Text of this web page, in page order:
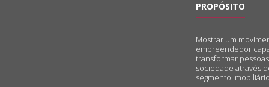
PROPÓSITO
Mostrar um
empreendedor
transformar
sociedade através
segmento